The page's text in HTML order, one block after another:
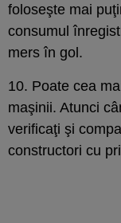
foloseşte mai
consumul
mers în gol.
10. Poate cea
maşinii. Atunci
verificaţi şi
constructori cu